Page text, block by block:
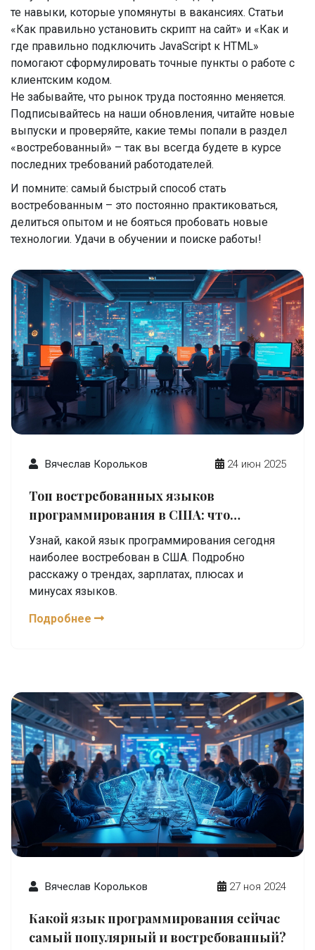
те навыки, которые упомянуты в вакансиях. Статьи
«Как правильно установить скрипт на сайт» и «Как и
где правильно подключить JavaScript к HTML»
помогают сформулировать точные пункты о работе с
клиентским кодом.
Не забывайте, что рынок труда постоянно меняется.
Подписывайтесь на наши обновления, читайте новые
выпуски и проверяйте, какие темы попали в раздел
«востребованный» – так вы всегда будете в курсе
последних требований работодателей.
И помните: самый быстрый способ стать
востребованным – это постоянно практиковаться,
делиться опытом и не бояться пробовать новые
технологии. Удачи в обучении и поиске работы!
Вячеслав Корольков 24 июн 2025
Топ востребованных языков
программирования в США: что
выбирают работодатели в 2025 году
Узнай, какой язык программирования сегодня
наиболее востребован в США. Подробно
расскажу о трендах, зарплатах, плюсах и
минусах языков.
Подробнее
Вячеслав Корольков 27 ноя 2024
Какой язык программирования сейчас
самый популярный и востребованный?